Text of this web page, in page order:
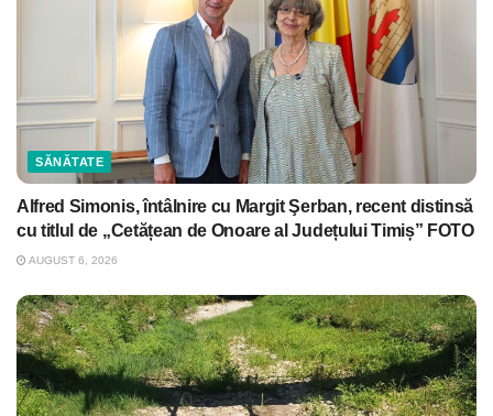
SĂNĂTATE
Alfred Simonis, întâlnire cu Margit Şerban, recent distinsă
cu titlul de „Cetățean de Onoare al Județului Timiș” FOTO
AUGUST 6, 2026